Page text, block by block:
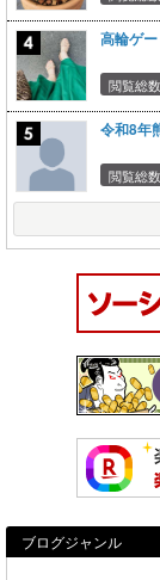
高輪ゲ
閲覧総
令和8年
閲覧総
ブログジャンル